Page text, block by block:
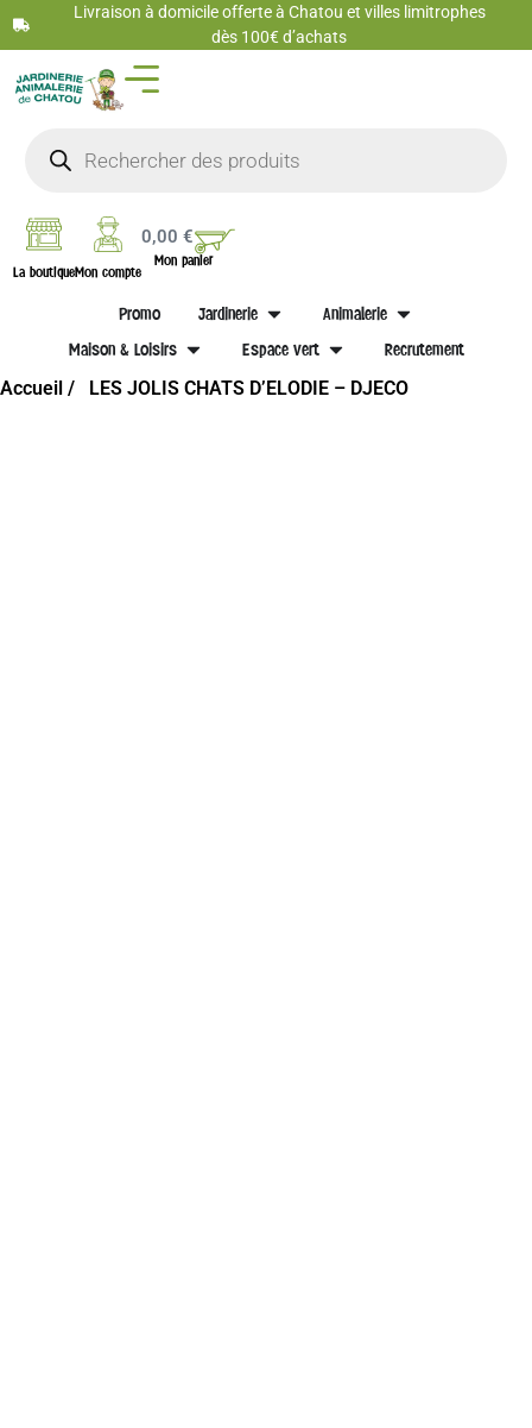
Livraison à domicile offerte à Chatou et villes limitrophes
dès 100€ d’achats
La boutiqueMon compte
0,00€
Mon panier
Promo Jardinerie
Animalerie
Maison & Loisirs
Espace vert Recrutement
Accueil / LES JOLIS CHATS D’ELODIE – DJECO